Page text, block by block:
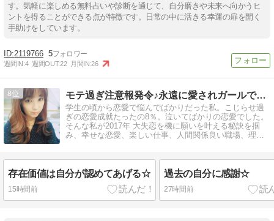
す。気軽に楽しめる無料占いや診断を通じて、自分磨きや未来へ向かうヒ
ントを得ることができる点が特徴です。日常の中に活きる幸運の扉を開く
手助けをしています。
2119766 5
週間IN:4 週間OUT:22 月間IN:26
8 モテ過ぎ注意報発令♪永遠に愛されガールでいよう♪
学生の頃から恋愛で悩んでばかりだった私。こじらせ過
ぎの恋愛成就たったの8％。泣いてばかりの恋愛でした。
そんな私が2017年 大失恋を機に願いを叶える秘訣を掴
み、幸せな恋愛、楽しい仕事、人間関係良い職場、理想
存在価値は自分が認めてあげる☆
15時間前
過去の自分に感謝☆
27時間前